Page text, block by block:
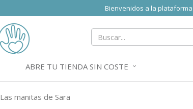
Bienvenidos a la
ABRE TU TIENDA SIN COSTE
Las manitas de Sara